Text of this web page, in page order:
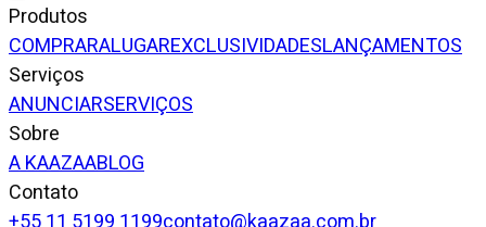
Produtos
COMPRARALUGAREXCLUSIVIDADESLANÇAMENTOS
Serviços
ANUNCIARSERVIÇOS
Sobre
A KAAZAABLOG
Contato